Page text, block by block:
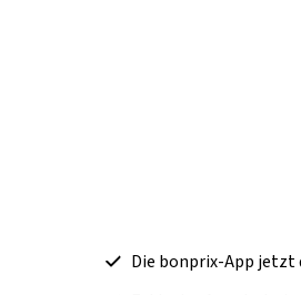
Die bonprix-App jetzt